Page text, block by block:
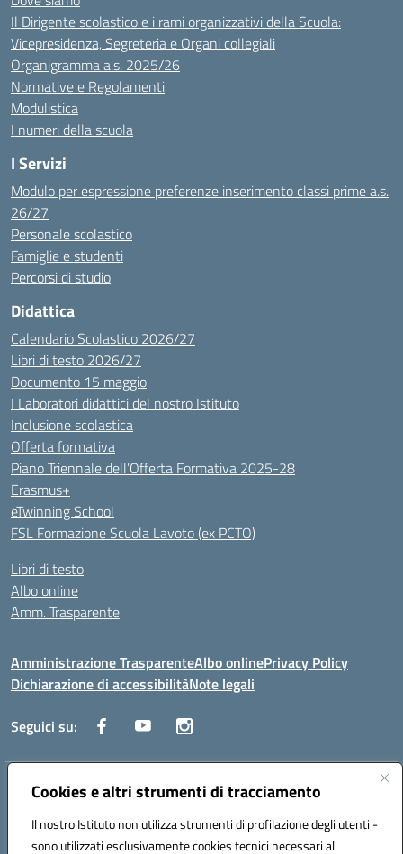
Cookies e altri strumenti di tracciamento
Il nostro Istituto non utilizza strumenti di profilazione degli utenti -
sono utilizzati esclusivamente cookies tecnici necessari al
Il Dirigente scolastico e i rami organizzativi della Scuola:
Vicepresidenza, Segreteria e Organi collegiali
Organigramma a.s. 2025/26
Normative e Regolamenti
Modulistica
I numeri della scuola
I Servizi
Modulo per espressione preferenze inserimento classi prime a.s.
26/27
Personale scolastico
Famiglie e studenti
Percorsi di studio
Didattica
Calendario Scolastico 2026/27
Libri di testo 2026/27
Documento 15 maggio
I Laboratori didattici del nostro Istituto
Inclusione scolastica
Offerta formativa
Piano Triennale dell’Offerta Formativa 2025-28
Erasmus+
eTwinning School
FSL Formazione Scuola Lavoto (ex PCTO)
Libri di testo
Albo online
Amm. Trasparente
Amministrazione TrasparenteAlbo onlinePrivacy Policy
Dichiarazione di accessibilitàNote legali
Seguici su:
Indirizzo:Lecce
Posta elettronica certificata (PEC):leis03400t@pec.istruzione.it